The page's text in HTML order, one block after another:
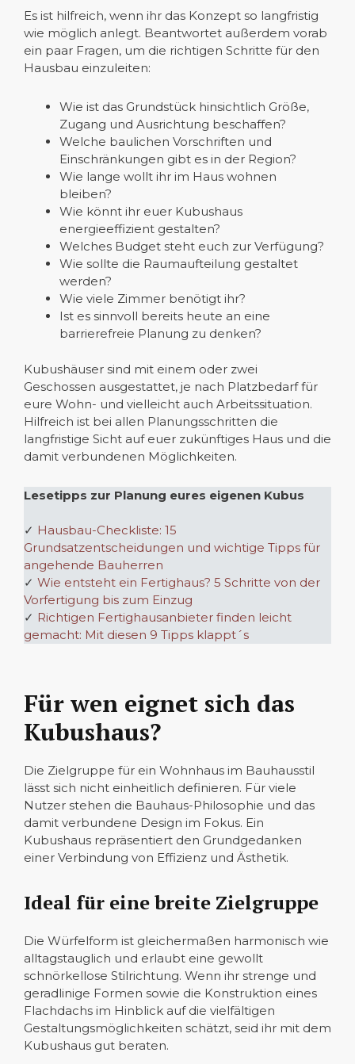
Es ist hilfreich, wenn ihr das Konzept so langfristig
wie möglich anlegt. Beantwortet außerdem vorab
ein paar Fragen, um die richtigen Schritte für den
Hausbau einzuleiten:
Wie ist das Grundstück hinsichtlich Größe,
Zugang und Ausrichtung beschaffen?
Welche baulichen Vorschriften und
Einschränkungen gibt es in der Region?
Wie lange wollt ihr im Haus wohnen
bleiben?
Wie könnt ihr euer Kubushaus
energieeffizient gestalten?
Welches Budget steht euch zur Verfügung?
Wie sollte die Raumaufteilung gestaltet
werden?
Wie viele Zimmer benötigt ihr?
Ist es sinnvoll bereits heute an eine
barrierefreie Planung zu denken?
Kubushäuser sind mit einem oder zwei
Geschossen ausgestattet, je nach Platzbedarf für
eure Wohn- und vielleicht auch Arbeitssituation.
Hilfreich ist bei allen Planungsschritten die
langfristige Sicht auf euer zukünftiges Haus und die
damit verbundenen Möglichkeiten.
Lesetipps zur Planung eures eigenen Kubus
✓ Hausbau-Checkliste: 15
Grundsatzentscheidungen und wichtige Tipps für
angehende Bauherren
✓ Wie entsteht ein Fertighaus? 5 Schritte von der
Vorfertigung bis zum Einzug
✓ Richtigen Fertighausanbieter finden leicht
gemacht: Mit diesen 9 Tipps klappt´s
Für wen eignet sich das
Kubushaus?
Die Zielgruppe für ein Wohnhaus im Bauhausstil
lässt sich nicht einheitlich definieren. Für viele
Nutzer stehen die Bauhaus-Philosophie und das
damit verbundene Design im Fokus. Ein
Kubushaus repräsentiert den Grundgedanken
einer Verbindung von Effizienz und Ästhetik.
Ideal für eine breite Zielgruppe
Die Würfelform ist gleichermaßen harmonisch wie
alltagstauglich und erlaubt eine gewollt
schnörkellose Stilrichtung. Wenn ihr strenge und
geradlinige Formen sowie die Konstruktion eines
Flachdachs im Hinblick auf die vielfältigen
Gestaltungsmöglichkeiten schätzt, seid ihr mit dem
Kubushaus gut beraten.